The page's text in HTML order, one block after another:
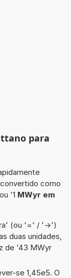
para
como
'1 MWyr em
(ou '=' / '->')
duas unidades,
de '43 MWyr
se 1,45e5. O